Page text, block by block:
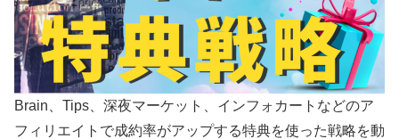
Brain、Tips、深夜マーケット、インフォカートなどのア
フィリエイトで成約率がアップする特典を使った戦略を動